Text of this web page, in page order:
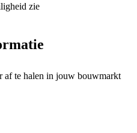
zie
af te halen in jouw bouwmarkt